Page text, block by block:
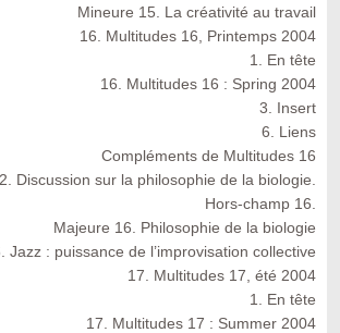
Mineure 15. La créativité au travail
16. Multitudes 16, Printemps 2004
1. En tête
16. Multitudes 16 : Spring 2004
3. Insert
6. Liens
Compléments de Multitudes 16
2. Discussion sur la philosophie de la biologie.
Hors-champ 16.
Majeure 16. Philosophie de la biologie
Jazz : puissance de l’improvisation collective
17. Multitudes 17, été 2004
1. En tête
17. Multitudes 17 : Summer 2004